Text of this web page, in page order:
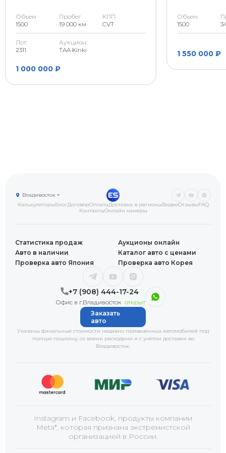
G
Скол на стекле (возможна
трещина)
Объем
1500
Пробег
19 000 км
КПП
CVT
Лот:
2311
Аукцион:
TAA Kinki
1 000 000 ₽
Объем
1500
1 550 000 ₽
КалькуляторыБлогДоговорОплатаДоставка в регионыВидеоОтзывыFAQ
КонтактыОнлайн камеры
Владивосток
+7 (908) 444-17-24
Офис в г.Владивосток открыт
Статистика продаж
Аукционы онлайн
Авто в наличии
Каталог авто с ценами
Проверка авто Япония
Проверка авто Корея
Указаны финальные стоимости недавно привезённых автомобилей под
полную пошлину, со всеми расходами и с учётом доставки во
Владивосток.
Заказать
авто
Instagram и Facebook, продукты компании
Meta*, которая признана экстремистской
организацией в России.